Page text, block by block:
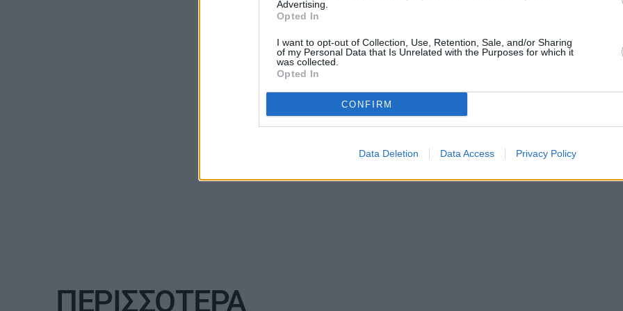
Advertising.
Opted In
I want to opt-out of Collection, Use, Retention, Sale, and/or Sharing
of my Personal Data that Is Unrelated with the Purposes for which it
was collected.
Opted In
CONFIRM
Data Deletion Data Access Privacy Policy
τους
χαρτοφυλακίου της
δισ. ευρώ,
συμπεριλαμβανομένων
δύο υπό ανάπτυξη malls
ΠΕΡΙΣΣΟΤΕΡΑ